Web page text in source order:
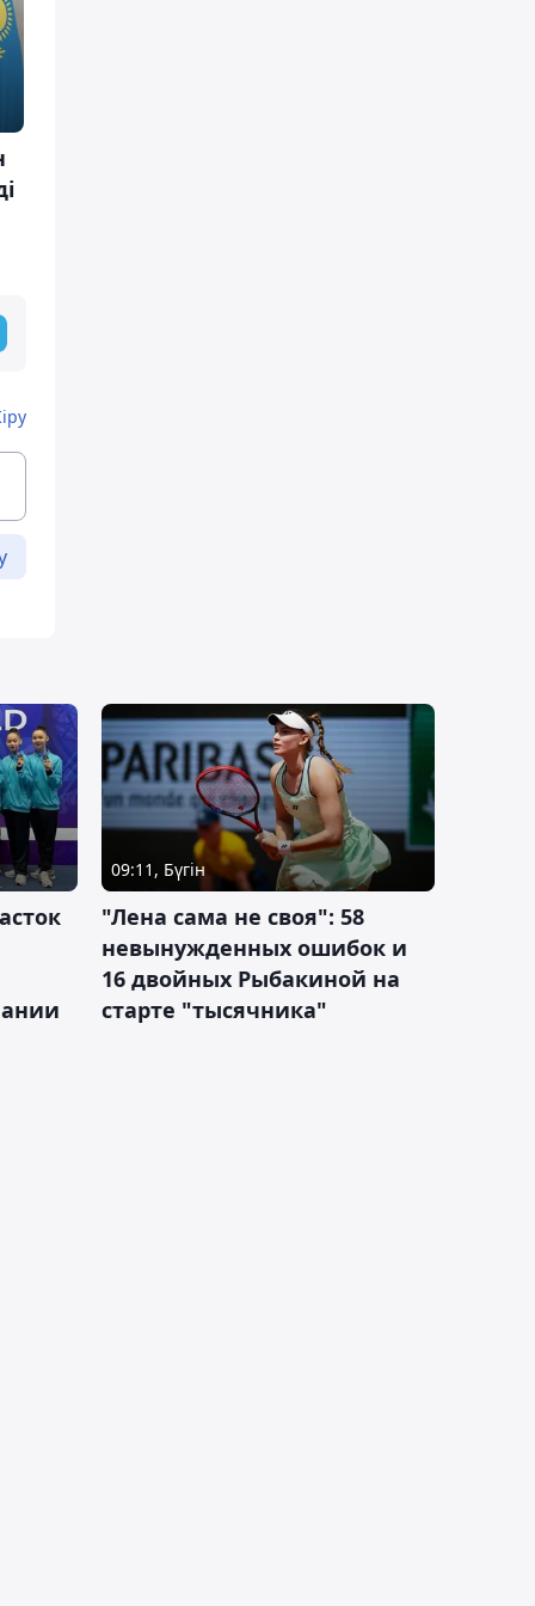
09:11, Бүгін
"Лена сама не своя": 58
невынужденных ошибок и
16 двойных Рыбакиной на
старте "тысячника"